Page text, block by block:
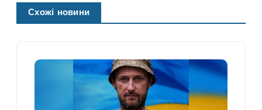
Схожі новини